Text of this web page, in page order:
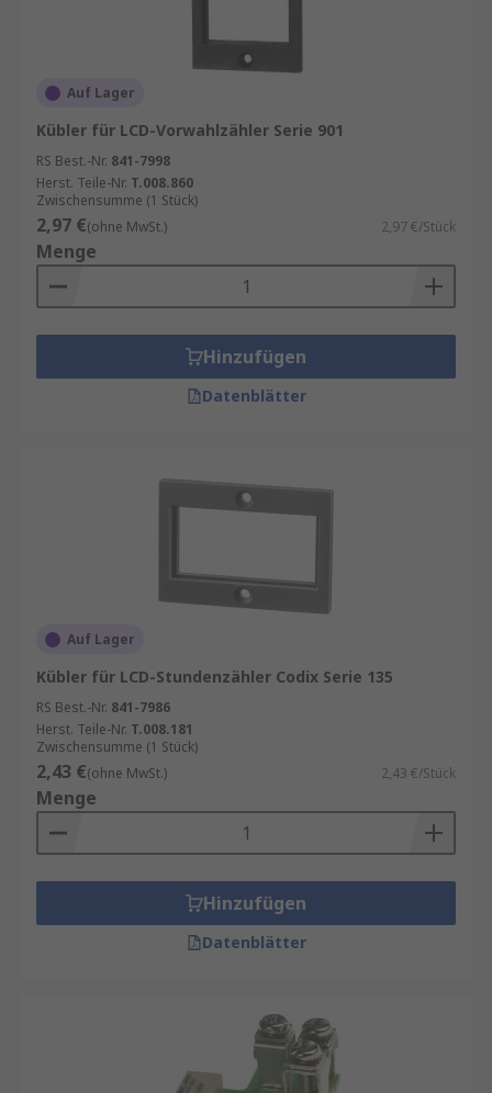
Auf Lager
Kübler für LCD-Vorwahlzähler Serie 901
RS Best.-Nr. 841-7998
Herst. Teile-Nr. T.008.860
Zwischensumme (1 Stück)
2,97 €(ohne MwSt.) 2,97 €/Stück
Menge
Hinzufügen
Datenblätter
Auf Lager
Kübler für LCD-Stundenzähler Codix Serie 135
RS Best.-Nr. 841-7986
Herst. Teile-Nr. T.008.181
Zwischensumme (1 Stück)
2,43 €(ohne MwSt.) 2,43 €/Stück
Menge
Hinzufügen
Datenblätter